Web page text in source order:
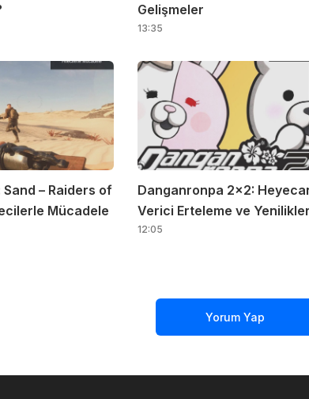
Gelişmeler
13:35
– Raiders of
Mücadele
Danganronpa 2×2:
Verici Erteleme ve Yenilikler
12:05
Yorum Yap